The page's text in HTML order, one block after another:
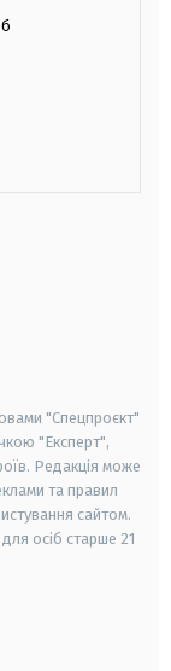
"Спецпроєкт"
"Експерт",
Редакція може
та правил
сайтом.
осіб старше 21